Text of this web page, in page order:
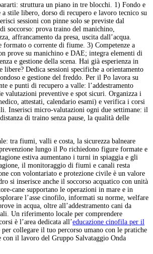
struttura un piano in tre blocchi. 1) Fondo e
stile libero, dorso di recupero e lavoro tecnico su
sessioni con pinne solo se previste dal
soccorso: prova traino del manichino,
affrancamento da presa, uscita dall’acqua.
formato o corrente di fiume. 3) Competenze a
prove su manichino e DAE; integra elementi di
e gestione della scena. Hai già esperienza in
libere? Dedica sessioni specifiche a orientamento
e gestione del freddo. Per il Po lavora su
e punti di recupero a valle: l’addestramento
valutazioni preventive e spot sicuri. Organizza i
attestati, calendario esami) e verifica i corsi
Inserisci micro-valutazioni ogni due settimane: il
di traino senza pause, la qualità delle
tra fiumi, valli e costa, la sicurezza balneare
lungo il Po richiedono figure formate e
estiva aumentano i turni in spiaggia e gli
il monitoraggio di fiumi e canali resta
con volontariato e protezione civile è un valore
si inserisce anche il soccorso acquatico con unità
cane supportano le operazioni in mare e in
l’asse cinofilo, informati su norme, welfare
in acqua, oltre all’addestramento cani da
Un riferimento locale per comprendere
è l’area dedicata all’educazione cinofila per il
per collegare il tuo percorso umano con le pratiche
il lavoro del Gruppo Salvataggio Onda